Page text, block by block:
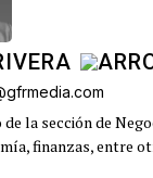
la sección de
finanzas, entre